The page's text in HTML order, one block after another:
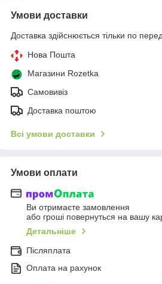
Умови доставки
Доставка здійснюється тільки по
Нова Пошта
Магазини Rozetka
Самовивіз
Доставка поштою
Всі умови доставки
Умови оплати
Ви отримаєте замовлення
або гроші повернуться на вашу
Детальніше
Післяплата
Оплата на рахунок